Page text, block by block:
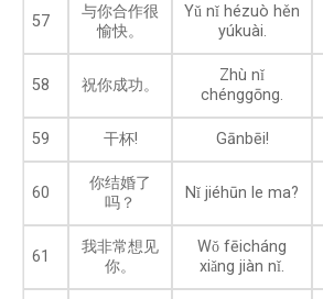
57
与你合作很
愉快。
Yǔ nǐ hézuò hěn
yúkuài.
58 祝你成功。
Zhù nǐ
chénggōng.
59 干杯! Gānbēi!
60
你结婚了
吗？
Nǐ jiéhūn le ma?
61
我非常想见
你。
Wǒ fēicháng
xiǎng jiàn nǐ.